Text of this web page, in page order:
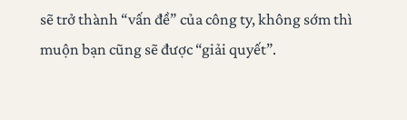
sẽ trở thành “vấn đề” của công ty, không sớm thì
muộn bạn cũng sẽ được “giải quyết”.